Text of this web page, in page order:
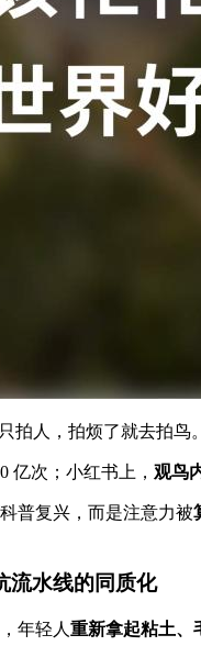
拍人，拍烦了就去拍
亿次；小红书上， 观鸟
普复兴，而是注意力被
流水线的同质化
年轻人 重新拿起粘土、